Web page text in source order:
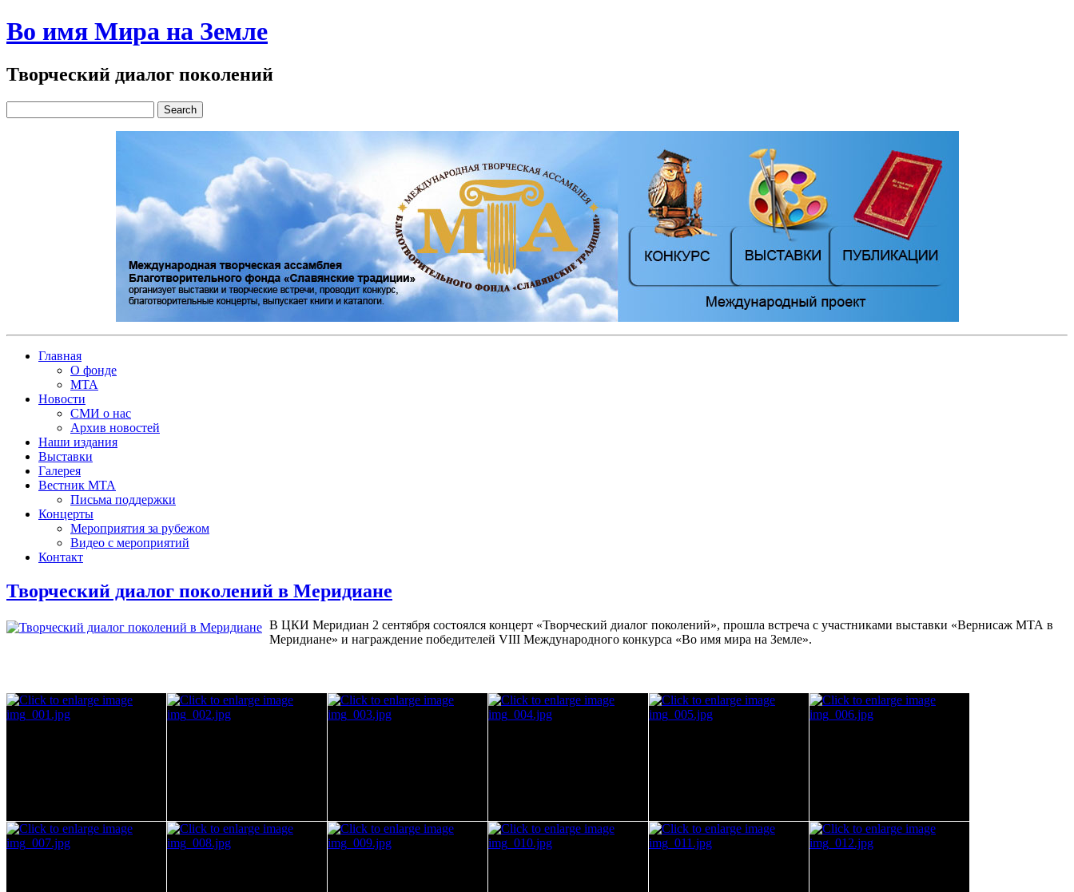
Во имя Мира на Земле
Творческий диалог поколений
Главная
О фонде
МТА
Новости
СМИ о нас
Архив новостей
Наши издания
Выставки
Галерея
Вестник МТА
Письма поддержки
Концерты
Мероприятия за рубежом
Видео с мероприятий
Контакт
Творческий диалог поколений в Меридиане
В ЦКИ Меридиан 2 сентября состоялся концерт «Творческий диалог поколений», прошла встреча с участниками выставки «Вернисаж МТА в
Меридиане» и награждение победителей VIII Международного конкурса «Во имя мира на Земле».